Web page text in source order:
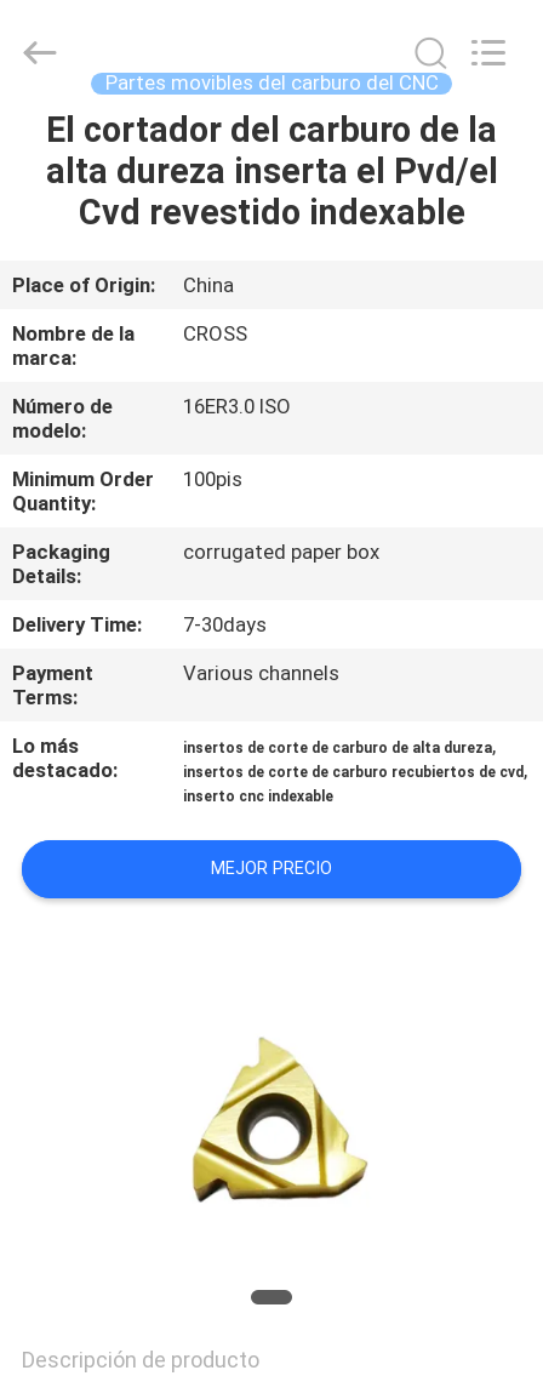
INICIO
PRODUCTOS
SOBRE
NOSOTROS
VISITA
A
LA
FÁBRICA
DE
CALIDAD
CONTACTO
NOTICIAS
keluosi
Trading
Reserved.
Partes movibles del carburo del CNC
El cortador del carburo de la
alta dureza inserta el Pvd/el
Cvd revestido indexable
Place of Origin:
China
Nombre de la
marca:
CROSS
Número de
modelo:
16ER3.0 ISO
Minimum Order
Quantity:
100pis
Packaging
Details:
corrugated paper box
Delivery Time:
7-30days
Payment
Terms:
Various channels
Lo más
destacado:
insertos de corte de carburo de alta dureza,
insertos de corte de carburo recubiertos de cvd ,
inserto cnc indexable
MEJOR PRECIO
Descripción de producto